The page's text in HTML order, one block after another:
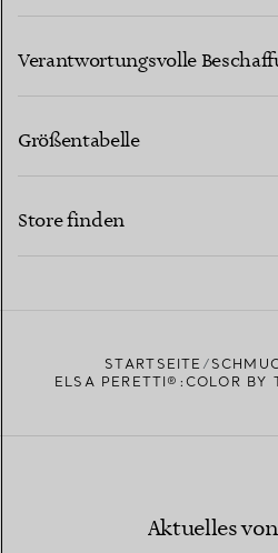
Verantwortungsvolle
Größentabelle
Store finden
STARTSEITE
ELSA PERETTI®:COLOR BY
Aktuelles